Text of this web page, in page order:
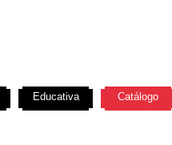
Educativa Catálogo